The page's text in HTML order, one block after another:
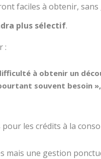
faciles à obtenir,
plus sélectif.
:
à obtenir un
souvent besoin
les crédits à la
mais une gestion